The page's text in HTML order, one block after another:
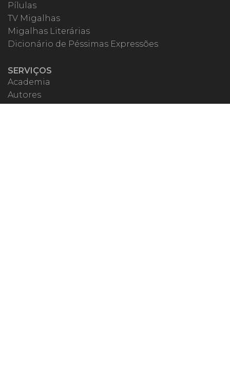
Pílulas
TV Migalhas
Migalhas Literárias
Dicionário de Péssimas Expressões
SERVIÇOS
Academia
Autores